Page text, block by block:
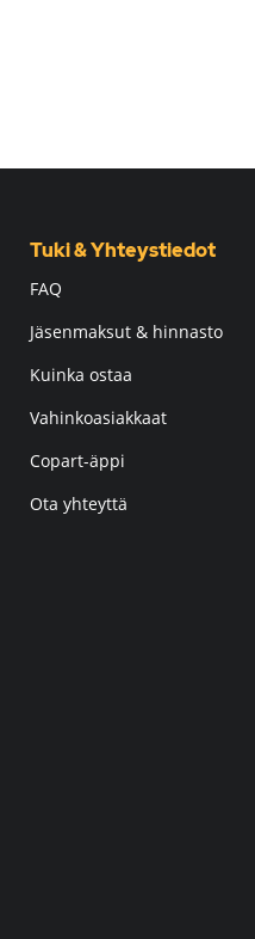
Tuki & Yhteystiedot
FAQ
Jäsenmaksut & hinnasto
Kuinka ostaa
Vahinkoasiakkaat
Copart-äppi
Ota yhteyttä